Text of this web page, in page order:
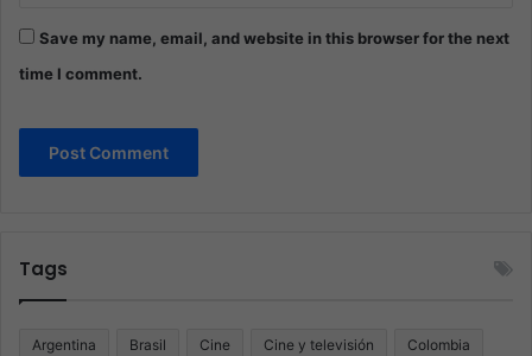
Save my name, email, and website in this browser for the next
time I comment.
Tags
Argentina Brasil Cine Cine y televisión Colombia